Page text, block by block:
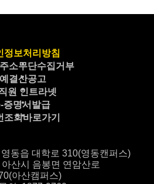
정보처리방침
소무단수집거부
예결산공고
원 인트라넷
증명서발급
조회바로가기
동읍 대학로 310(영동캔퍼스)
산시 음봉면 연암산로
아산캠퍼스)